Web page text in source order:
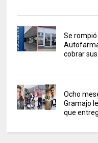
Se rompió
cobrar
Ocho
Gramajo
que